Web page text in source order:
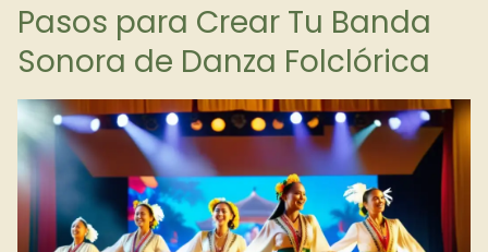
Pasos para Crear Tu Banda
Sonora de Danza Folclórica